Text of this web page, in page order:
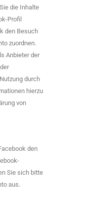
die Inhalte
Profil
den Besuch
zuordnen.
Anbieter der
durch
hierzu
von
den
Sie sich bitte
aus.